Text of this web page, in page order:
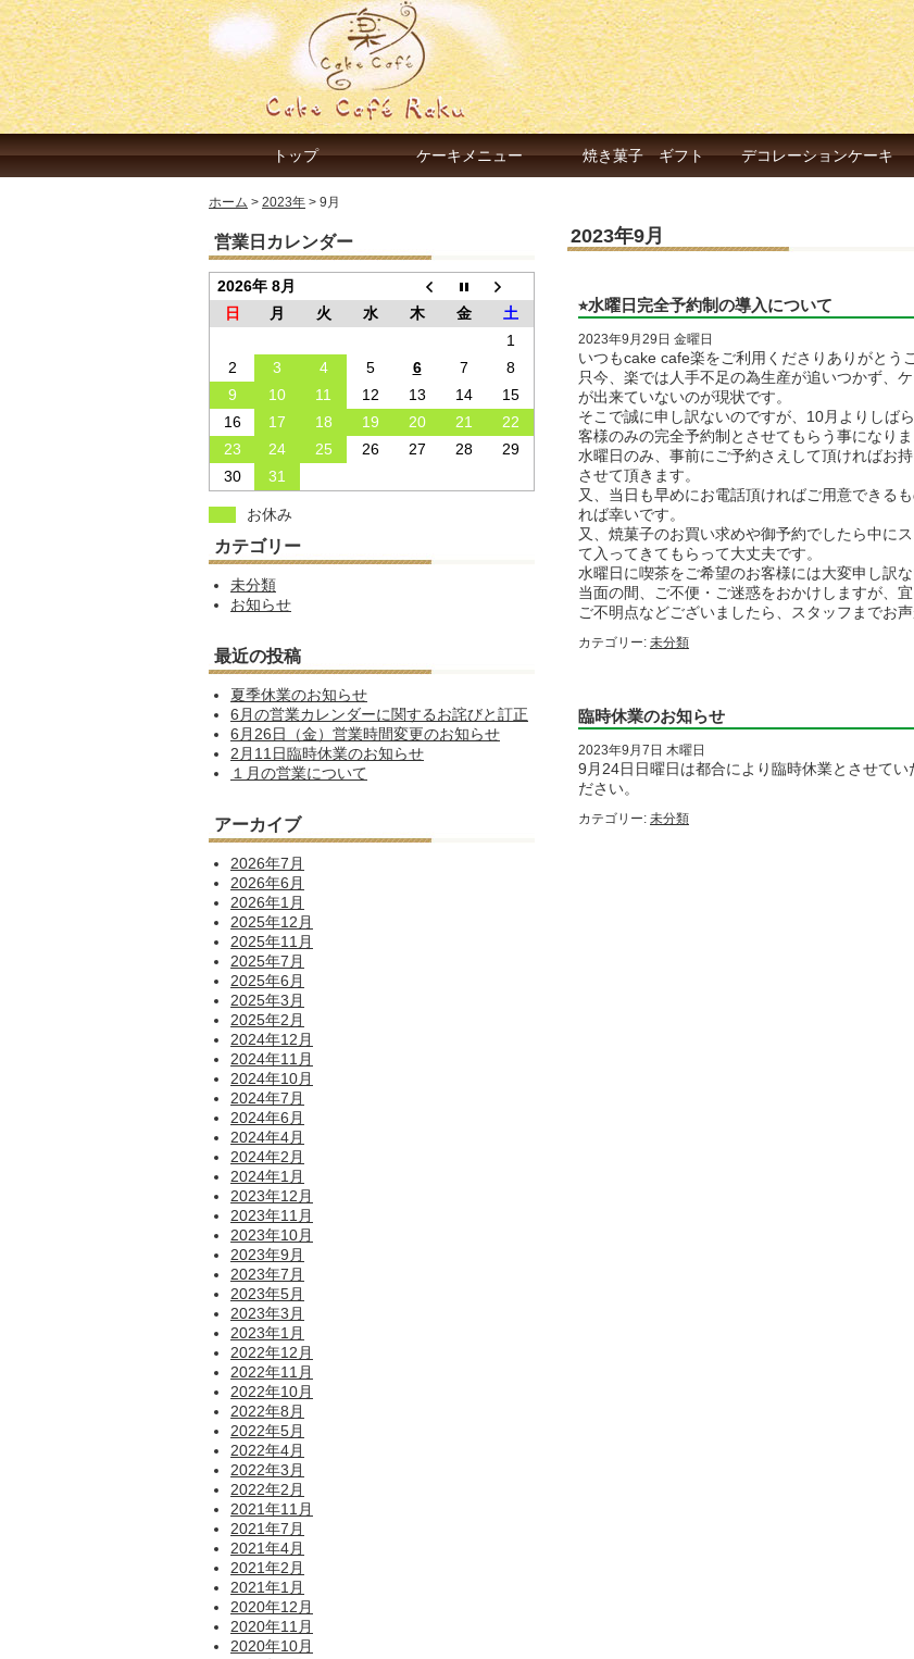
トップ ケーキメニュー 焼き菓子 ギフト デコレーションケーキ
ホーム > 2023年 > 9月
2023年9月
⭐︎水曜日完全予約制の導入について
2023年9月29日 金曜日
いつもcake cafe楽をご利用くださりありがとう
只今、楽では人手不足の為生産が追いつかず、
が出来ていないのが現状です。
そこで誠に申し訳ないのですが、10月よりしば
客様のみの完全予約制とさせてもらう事になりま
水曜日のみ、事前にご予約さえして頂ければお
させて頂きます。
又、当日も早めにお電話頂ければご用意できる
れば幸いです。
又、焼菓子のお買い求めや御予約でしたら中に
て入ってきてもらって大丈夫です。
水曜日に喫茶をご希望のお客様には大変申し訳
当面の間、ご不便・ご迷惑をおかけしますが、宜
ご不明点などございましたら、スタッフまでお声
カテゴリー: 未分類
臨時休業のお知らせ
2023年9月7日 木曜日
9月24日日曜日は都合により臨時休業とさせて
ださい。
カテゴリー: 未分類
営業日カレンダー
2026年 8月
日
月 火 水 木 金
土
1
2
3 4 5 6 7
8
9
10 11 12 13 14
15
16
17 18 19 20 21
22
23
24 25 26 27 28
29
30
31
お休み
カテゴリー
未分類
お知らせ
最近の投稿
夏季休業のお知らせ
6月の営業カレンダーに関するお詫びと訂正
6月26日（金）営業時間変更のお知らせ
2月11日臨時休業のお知らせ
１月の営業について
アーカイブ
2026年7月
2026年6月
2026年1月
2025年12月
2025年11月
2025年7月
2025年6月
2025年3月
2025年2月
2024年12月
2024年11月
2024年10月
2024年7月
2024年6月
2024年4月
2024年2月
2024年1月
2023年12月
2023年11月
2023年10月
2023年9月
2023年7月
2023年5月
2023年3月
2023年1月
2022年12月
2022年11月
2022年10月
2022年8月
2022年5月
2022年4月
2022年3月
2022年2月
2021年11月
2021年7月
2021年4月
2021年2月
2021年1月
2020年12月
2020年11月
2020年10月